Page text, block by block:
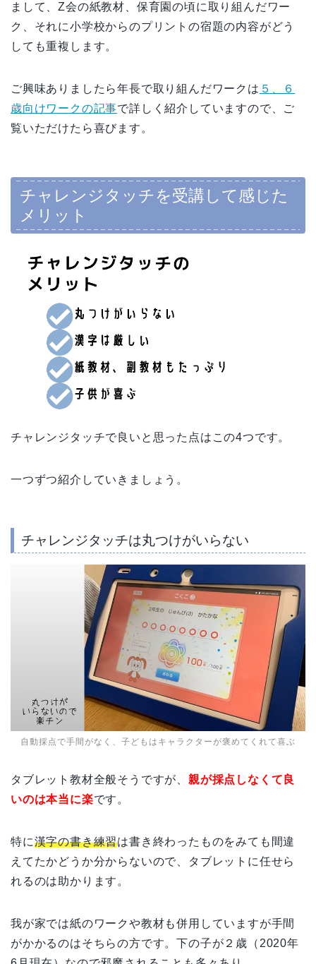
まして、Z会の紙教材、保育園の頃に取り組んだワー
ク、それに小学校からのプリントの宿題の内容がどう
しても重複します。
ご興味ありましたら年長で取り組んだワークは ５、６
歳向けワークの記事で詳しく紹介していますので、ご
覧いただけたら喜びます。
チャレンジタッチを受講して感じた
メリット
チャレンジタッチで良いと思った点はこの4つです。
一つずつ紹介していきましょう。
チャレンジタッチは丸つけがいらない
自動採点で手間がなく、子どもはキャラクターが褒めてくれて喜ぶ
タブレット教材全般そうですが、 親が採点しなくて良
いのは本当に楽です。
特に漢字の書き練習は書き終わったものをみても間違
えてたかどうか分からないので、タブレットに任せら
れるのは助かります。
我が家では紙のワークや教材も併用していますが手間
がかかるのはそちらの方です。下の子が２歳（2020年